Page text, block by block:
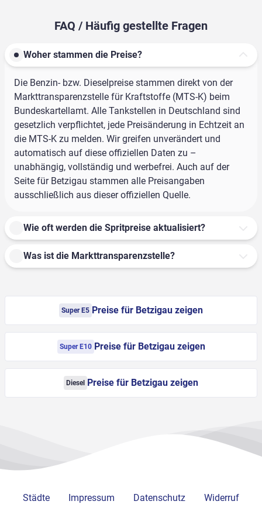
FAQ / Häufig gestellte Fragen
Woher stammen die Preise?
Die Benzin- bzw. Dieselpreise stammen direkt von der
Markttransparenzstelle für Kraftstoffe (MTS-K) beim
Bundeskartellamt. Alle Tankstellen in Deutschland sind
gesetzlich verpflichtet, jede Preisänderung in Echtzeit an
die MTS-K zu melden. Wir greifen unverändert und
automatisch auf diese offiziellen Daten zu –
unabhängig, vollständig und werbefrei. Auch auf der
Seite für Betzigau stammen alle Preisangaben
ausschließlich aus dieser offiziellen Quelle.
Wie oft werden die Spritpreise aktualisiert?
Was ist die Markttransparenzstelle?
Super E5 Preise für Betzigau zeigen
Super E10 Preise für Betzigau zeigen
Diesel Preise für Betzigau zeigen
Städte Impressum Datenschutz Widerruf